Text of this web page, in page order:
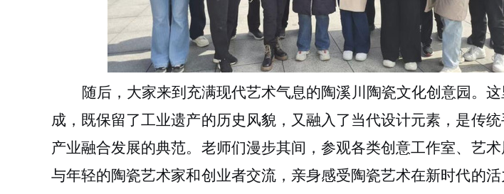
随后，大家来到充满现代艺术气息的陶溪川陶瓷文化创意园。
成，既保留了工业遗产的历史风貌，又融入了当代设计元素，是传统
产业融合发展的典范。老师们漫步其间，参观各类创意工作室、艺术
与年轻的陶瓷艺术家和创业者交流，亲身感受陶瓷艺术在新时代的